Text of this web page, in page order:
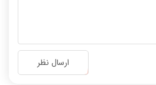
-
-
ارسال نظر